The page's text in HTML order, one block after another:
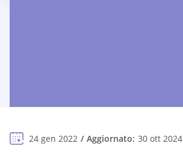
24 gen 2022 Aggiornato: 30 ott 2024